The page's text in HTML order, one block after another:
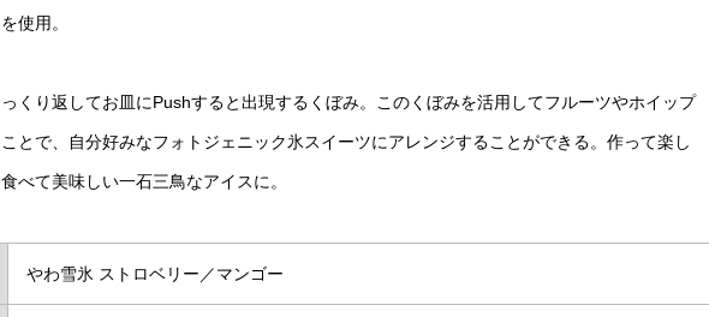
使用。
くり返してお皿にPushすると出現するくぼみ。このくぼみを活用してフルーツやホイップ
とで、自分好みなフォトジェニック氷スイーツにアレンジすることができる。作って楽し
べて美味しい一石三鳥なアイスに。
やわ雪氷 ストロベリー／マンゴー